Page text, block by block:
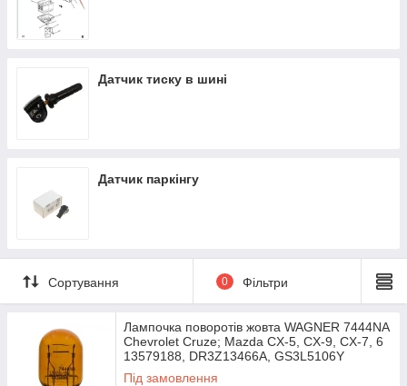
Датчик тиску в шині
Датчик паркінгу
Сортування 0 Фільтри
Лампочка поворотів жовта WAGNER 7444NA
Chevrolet Cruze; Mazda CX-5, CX-9, CX-7, 6
13579188, DR3Z13466A, GS3L5106Y
Під замовлення